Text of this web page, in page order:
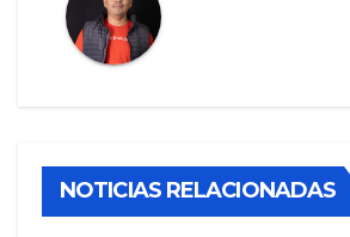
NOTICIAS RELACIONADAS